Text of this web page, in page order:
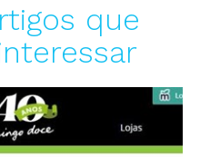
que